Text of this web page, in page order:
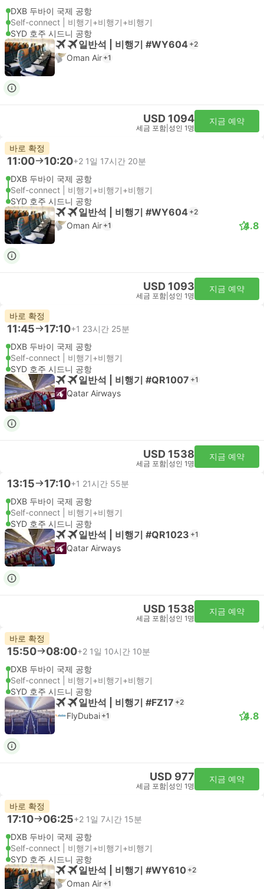
DXB 두바이 국제 공항
Self-connect | 비행기+비행기+비행기
SYD 호주 시드니 공항
일반석 | 비행기 #WY604 +2
Oman Air +1
USD 1094
세금 포함 성인 1명
지금 예약
바로 확정
11:00 10:20+2 1일 17시간 20분
DXB 두바이 국제 공항
Self-connect | 비행기+비행기+비행기
SYD 호주 시드니 공항
일반석 | 비행기 #WY604 +2
Oman Air +1 4.8
USD 1093
세금 포함 성인 1명
지금 예약
바로 확정
11:45 17:10+1 23시간 25분
DXB 두바이 국제 공항
Self-connect | 비행기+비행기
SYD 호주 시드니 공항
일반석 | 비행기 #QR1007 +1
Qatar Airways
USD 1538
세금 포함 성인 1명
지금 예약
13:15 17:10+1 21시간 55분
DXB 두바이 국제 공항
Self-connect | 비행기+비행기
SYD 호주 시드니 공항
일반석 | 비행기 #QR1023 +1
Qatar Airways
USD 1538
세금 포함 성인 1명
지금 예약
바로 확정
15:50 08:00+2 1일 10시간 10분
DXB 두바이 국제 공항
Self-connect | 비행기+비행기+비행기
SYD 호주 시드니 공항
일반석 | 비행기 #FZ17 +2
FlyDubai +1 4.8
USD 977
세금 포함 성인 1명
지금 예약
바로 확정
17:10 06:25+2 1일 7시간 15분
DXB 두바이 국제 공항
Self-connect | 비행기+비행기+비행기
SYD 호주 시드니 공항
일반석 | 비행기 #WY610 +2
Oman Air +1